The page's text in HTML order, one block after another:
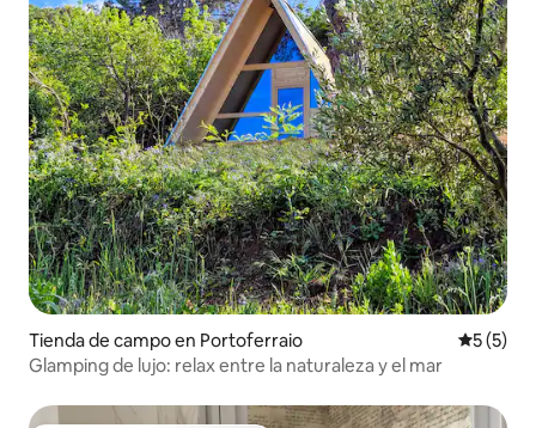
Tienda de campo en Portoferraio
5 (5)
Glamping de lujo: relax entre la naturaleza y el mar